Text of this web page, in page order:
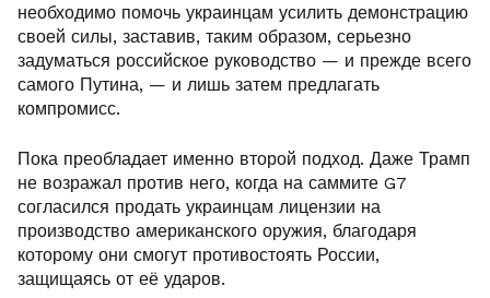
необходимо помочь украинцам усилить демонстрацию
своей силы, заставив, таким образом, серьезно
задуматься российское руководство — и прежде всего
самого Путина, — и лишь затем предлагать
компромисс.
Пока преобладает именно второй подход. Даже Трамп
не возражал против него, когда на саммите G7
согласился продать украинцам лицензии на
производство американского оружия, благодаря
которому они смогут противостоять России,
защищаясь от её ударов.